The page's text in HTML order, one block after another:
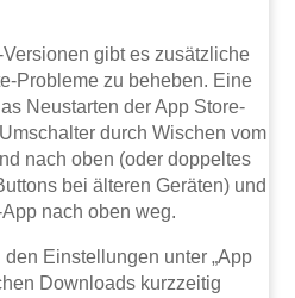
gibt es zusätzliche
Probleme zu beheben. Eine
Neustarten der App Store-
durch Wischen vom
nach oben (oder doppeltes
bei älteren Geräten) und
nach oben weg.
Einstellungen unter „App
Downloads kurzzeitig